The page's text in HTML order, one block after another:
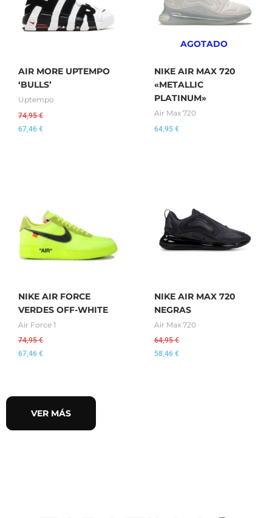
AIR MORE UPTEMPO
‘BULLS’
Uptempo
74,95€
67,46 €
AGOTADO
NIKE AIR MAX 720
«METALLIC
PLATINUM»
Air Max 720
64,95 €
NIKE AIR FORCE
VERDES OFF-WHITE
Air Force 1
74,95€
67,46 €
NIKE AIR MAX 720
NEGRAS
Air Max 720
64,95€
58,46 €
VER MÁS